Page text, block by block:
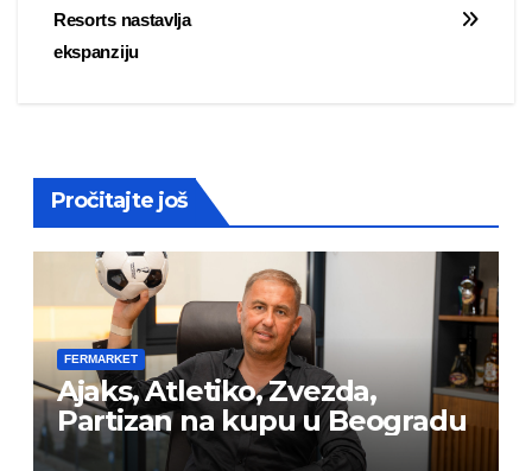
navigation
Resorts nastavlja
ekspanziju
Pročitajte još
FERMARKET
Ajaks, Atletiko, Zvezda,
Partizan na kupu u Beogradu